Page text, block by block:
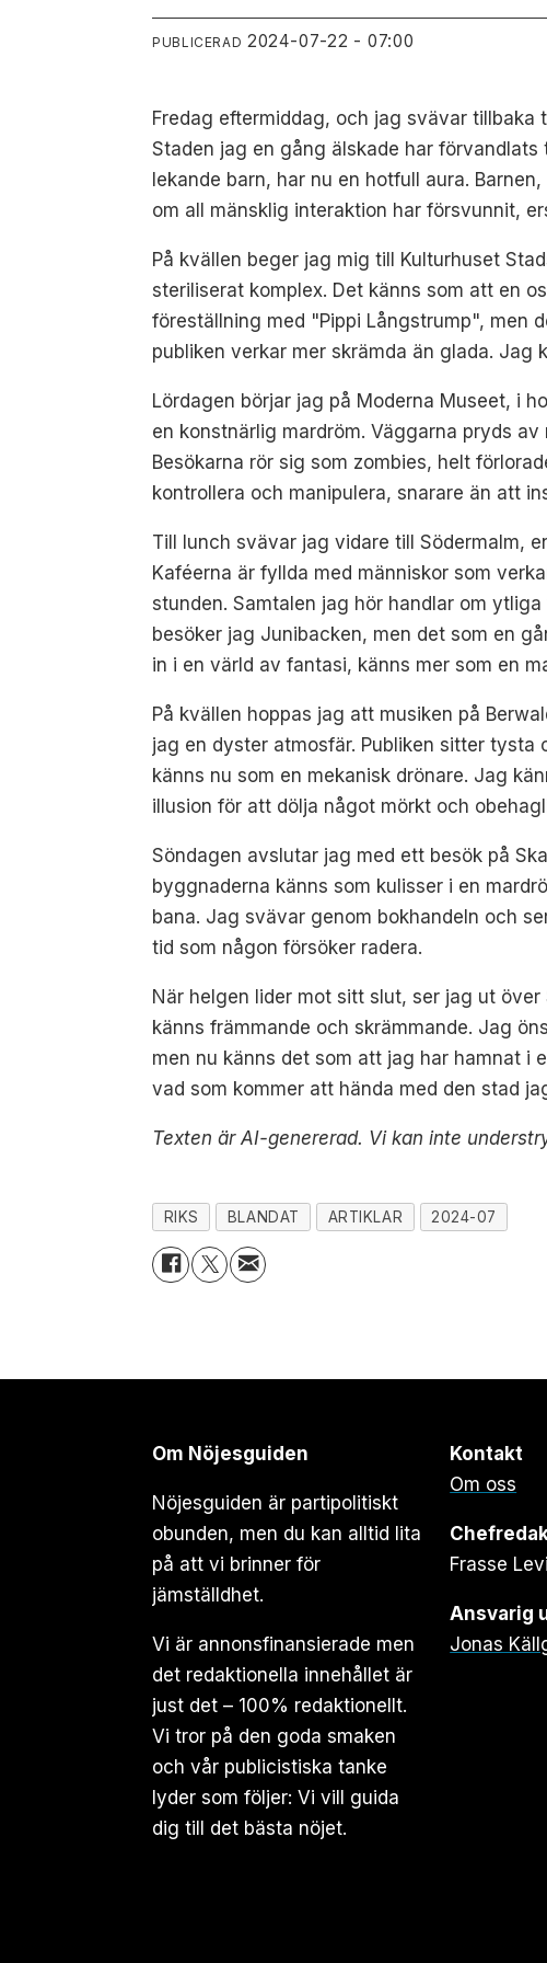
PUBLICERAD 2024-07-22 - 07:00
Fredag eftermiddag, och jag svävar
Staden jag en gång älskade har
lekande barn, har nu en hotfull aura.
om all mänsklig interaktion har försvunnit,
På kvällen beger jag mig till Kulturhuset
steriliserat komplex. Det känns som att en
föreställning med "Pippi Långstrump", men
publiken verkar mer skrämda än glada.
Lördagen börjar jag på Moderna Museet, i
en konstnärlig mardröm. Väggarna pryds
Besökarna rör sig som zombies, helt
kontrollera och manipulera, snarare än att
Till lunch svävar jag vidare till Södermalm,
Kaféerna är fyllda med människor som
stunden. Samtalen jag hör handlar om
besöker jag Junibacken, men det som en
in i en värld av fantasi, känns mer som en
På kvällen hoppas jag att musiken på
jag en dyster atmosfär. Publiken sitter tysta
känns nu som en mekanisk drönare. Jag
illusion för att dölja något mörkt och
Söndagen avslutar jag med ett besök på
byggnaderna känns som kulisser i en
bana. Jag svävar genom bokhandeln och
tid som någon försöker radera.
När helgen lider mot sitt slut, ser jag ut
känns främmande och skrämmande. Jag
men nu känns det som att jag har hamnat i
vad som kommer att hända med den stad
Texten är AI-genererad. Vi kan inte
RIKS BLANDAT ARTIKLAR 2024-07
Om Nöjesguiden
Nöjesguiden är partipolitiskt
obunden, men du kan alltid lita
på att vi brinner för
jämställdhet.
Vi är annonsfinansierade men
det redaktionella innehållet är
just det – 100% redaktionellt.
Vi tror på den goda smaken
och vår publicistiska tanke
lyder som följer: Vi vill guida
dig till det bästa nöjet.
Kontakt
Om oss
Frasse
Ansvarig
Jonas